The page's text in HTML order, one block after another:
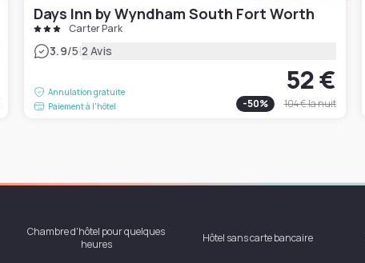
Days Inn by Wyndham South Fort Worth
Carter Park
3.9/5|2 Avis
Annulation gratuite
Paiement à l'hôtel
52 €
-50% 104 €la nuit
Chambre d'hôtel pour quelques
heures
Hôtel sans carte bancaire